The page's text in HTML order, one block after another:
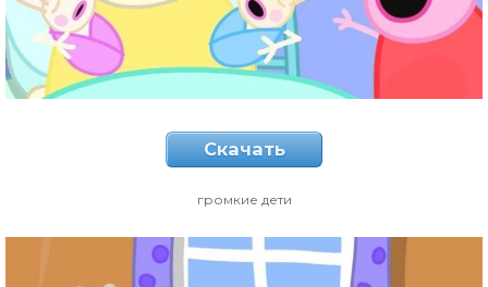
Скачать
громкие дети